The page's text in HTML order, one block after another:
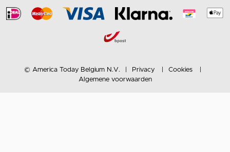
© America Today Belgium N.V. Privacy
Cookies
Algemene voorwaarden